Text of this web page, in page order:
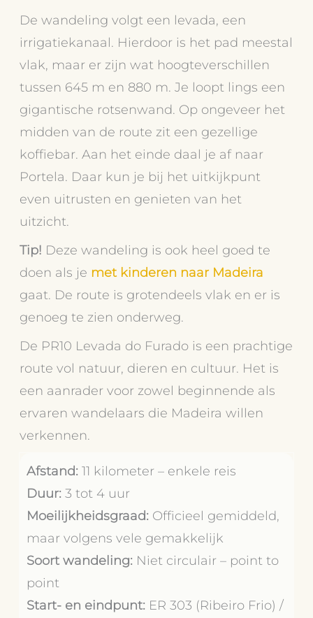
De wandeling volgt een levada, een
irrigatiekanaal. Hierdoor is het pad meestal
vlak, maar er zijn wat hoogteverschillen
tussen 645 m en 880 m. Je loopt lings een
gigantische rotsenwand. Op ongeveer het
midden van de route zit een gezellige
koffiebar. Aan het einde daal je af naar
Portela. Daar kun je bij het uitkijkpunt
even uitrusten en genieten van het
uitzicht.
Tip! Deze wandeling is ook heel goed te
doen als je met kinderen naar Madeira
gaat. De route is grotendeels vlak en er is
genoeg te zien onderweg.
De PR10 Levada do Furado is een prachtige
route vol natuur, dieren en cultuur. Het is
een aanrader voor zowel beginnende als
ervaren wandelaars die Madeira willen
verkennen.
Afstand:11 kilometer – enkele reis
Duur:3 tot 4 uur
Moeilijkheidsgraad: Officieel gemiddeld,
maar volgens vele gemakkelijk
Soort wandeling: Niet circulair – point to
point
Start- en eindpunt: ER 303 (Ribeiro Frio) /